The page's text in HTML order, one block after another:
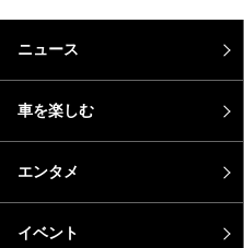
ニュース
車を楽しむ
エンタメ
イベント